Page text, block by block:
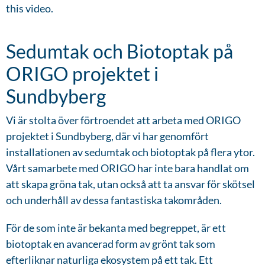
this video.
Sedumtak och Biotoptak på
ORIGO projektet i
Sundbyberg
Vi är stolta över förtroendet att arbeta med ORIGO
projektet i Sundbyberg, där vi har genomfört
installationen av sedumtak och biotoptak på flera ytor.
Vårt samarbete med ORIGO har inte bara handlat om
att skapa gröna tak, utan också att ta ansvar för skötsel
och underhåll av dessa fantastiska takområden.
För de som inte är bekanta med begreppet, är ett
biotoptak en avancerad form av grönt tak som
efterliknar naturliga ekosystem på ett tak. Ett